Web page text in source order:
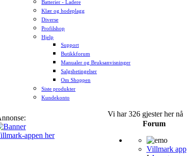
Batterier - Ladere
Klær og hodeplagg
Diverse
Profilshop
Hjelp
Support
Butikkforum
Manualer og Bruksanvisninger
Salgsbetingelser
Om Shoppen
Siste produkter
Kundekonto
appen her
Vi har 326 gjester her nå
Forum
Villmark app